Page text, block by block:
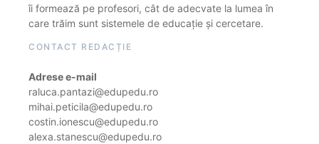
îi formează pe profesori, cât de adecvate la lumea în
care trăim sunt sistemele de educație și cercetare.
CONTACT REDACȚIE
Adrese e-mail
raluca.pantazi@edupedu.ro
mihai.peticila@edupedu.ro
costin.ionescu@edupedu.ro
alexa.stanescu@edupedu.ro